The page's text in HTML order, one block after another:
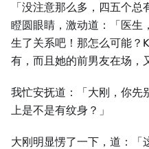
「没注意那么多，四五个
瞪圆眼睛，激动道：「医⽣
⽣了关系吧！那怎么可能？
有，而且她的前男友在场，
我忙安抚道：「⼤刚，你先
上是不是有纹身？」
⼤刚明显愣了⼀下，道：「